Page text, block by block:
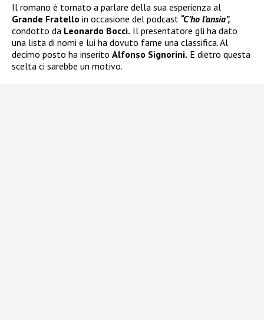
Il romano è tornato a parlare della sua esperienza al
Grande Fratello in occasione del podcast “C’ho l’ansia”,
condotto da Leonardo Bocci. Il presentatore gli ha dato
una lista di nomi e lui ha dovuto farne una classifica. Al
decimo posto ha inserito Alfonso Signorini. E dietro questa
scelta ci sarebbe un motivo.